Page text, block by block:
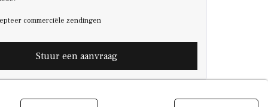
commerciële zendingen
Stuur een aanvraag